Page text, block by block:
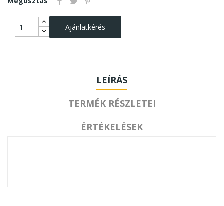
Ajánlatkérés
LEÍRÁS
TERMÉK RÉSZLETEI
ÉRTÉKELÉSEK